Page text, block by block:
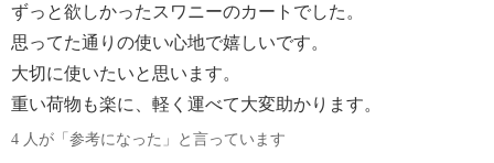
ずっと欲しかったスワニーのカートでした。
思ってた通りの使い心地で嬉しいです。
大切に使いたいと思います。
重い荷物も楽に、軽く運べて大変助かります。
4 人が「参考になった」と言っています